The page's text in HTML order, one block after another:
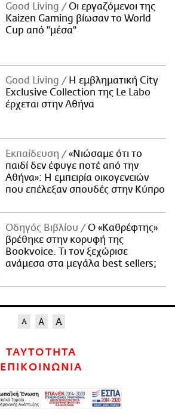
Good Living
Οι εργαζόμενοι της
Kaizen Gaming βίωσαν το World
Cup από "μέσα"
Good Living
Η εμβληματική City
Exclusive Collection της Le Labo
έρχεται στην Αθήνα
Εκπαίδευση
«Νιώσαμε ότι το
παιδί δεν έφυγε ποτέ από την
Αθήνα»: Η εμπειρία οικογενειών
που επέλεξαν σπουδές στην Κύπρο
Οδηγός Βιβλίου
Ο «Καθρέφτης»
βρέθηκε στην κορυφή της
Bookvoice. Τι τον ξεχώρισε
ανάμεσα στα μεγάλα best sellers;
ΤΑΥΤΟΤΗΤΑ
ΕΠΙΚΟΙΝΩΝΙΑ